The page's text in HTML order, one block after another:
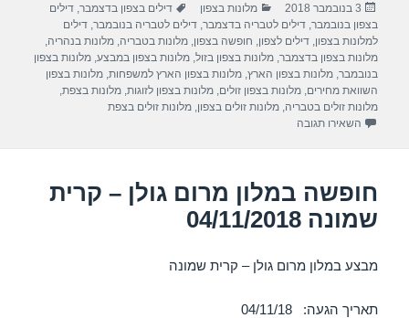
e
b
o
o
s
A
p
p
gr
a
m
e
פורסם
בתאריך
3 בנובמבר 2018 קטגוריות
מלונות בצפון תגיות
דילים בצפון בדצמבר,דילים
בצפון בנובמבר,דילים לטבריה בדצמבר,דילים לטבריה בנובמבר,דילים
למלונות בצפון,דילים לצפון, חופשה בצפון,מלונות בטבריה,מלונות בנהריה,
מלונות בצפון בדצמבר,מלונות בצפון בזול,מלונות בצפון במבצע,מלונות בצפון
בנובמבר,מלונות בצפון הארץ,מלונות בצפון הארץ למשפחות,מלונות בצפון
השוואת מחירים,מלונות בצפון זולים,מלונות בצפון לזוגות,מלונות בצפת,
מלונות זולים בטבריה,מלונות זולים בצפון,מלונות זולים בצפת
השאירו תגובה
חופשה במלון מרום גולן – קרית
שמונה 04/11/2018
מבצע במלון מרום גולן – קרית שמונה
תאריך הגעה: 04/11/18